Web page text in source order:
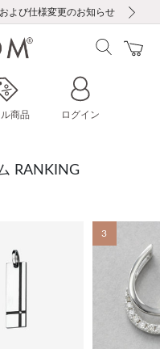
スのご案内
集配への影響について
よび仕様変更のお知らせ
ついてのご案内
短24時間以内に発送
トプレゼント！
ポンプレゼント
イントプレゼント
スのご案内
集配への影響について
商品 ログイン
RANKING
3